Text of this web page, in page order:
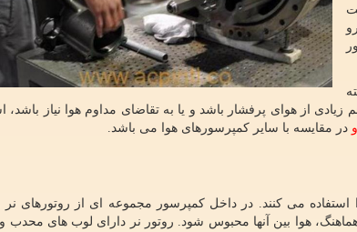
ثبت
از هوای پرفشار باشد و یا به تقاضای مداوم هوا نیاز باشد،
در مقایسه با سایر کمپرسورهای هوا می باشد.
می کنند. در داخل کمپرسور مجموعه ای از روتورهای نر
هوا بین آنها محبوس شود. روتور نر دارای لوب های محدب و